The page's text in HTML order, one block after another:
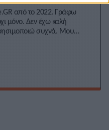
από το 2022. Γράφω
μόνο. Δεν έχω καλή
συχνά. Μου
είδησης. Μου αρέσουν